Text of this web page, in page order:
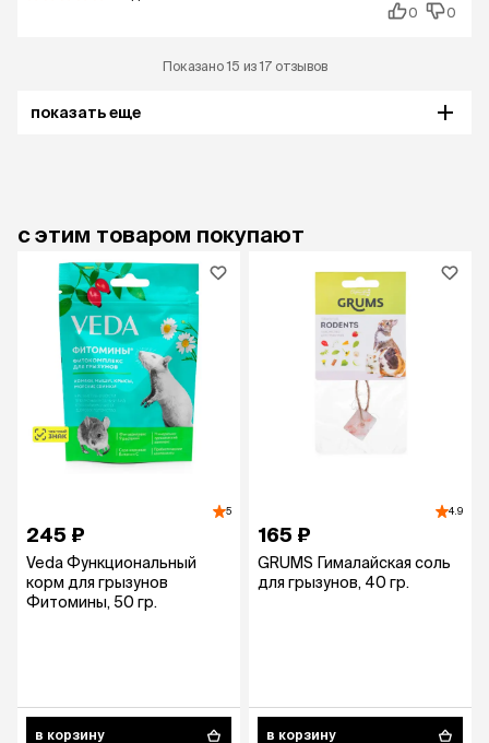
0
0
Показано 15 из 17 отзывов
показать еще
с этим товаром покупают
5
245 ₽
Veda Функциональный
корм для грызунов
Фитомины, 50 гр.
в корзину
4.9
165 ₽
GRUMS Гималайская соль
для грызунов, 40 гр.
в корзину